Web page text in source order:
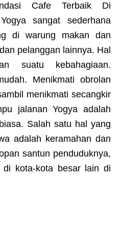
Cafe Terbaik Di
sangat sederhana
di warung makan dan
pelanggan lainnya. Hal
suatu kebahagiaan.
​​Menikmati obrolan
menikmati secangkir
jalanan Yogya adalah
Salah satu hal yang
adalah keramahan dan
santun penduduknya,
di kota-kota besar lain di